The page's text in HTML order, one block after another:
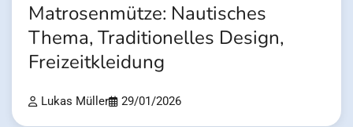
Matrosenmütze: Nautisches
Thema, Traditionelles Design,
Freizeitkleidung
Lukas Müller 29/01/2026